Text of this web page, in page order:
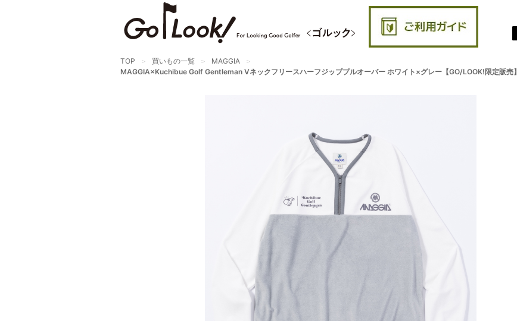
TOP 買いもの一覧
MAGGIA
MAGGIA×Kuchibue Golf Gentleman Vネックフリースハーフジッププルオーバー ホワイト×グレー【GO/LOOK!限定販売】